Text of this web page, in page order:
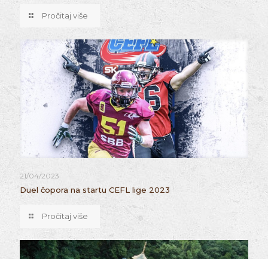
Pročitaj više
21/04/2023
Duel čopora na startu CEFL lige 2023
Pročitaj više